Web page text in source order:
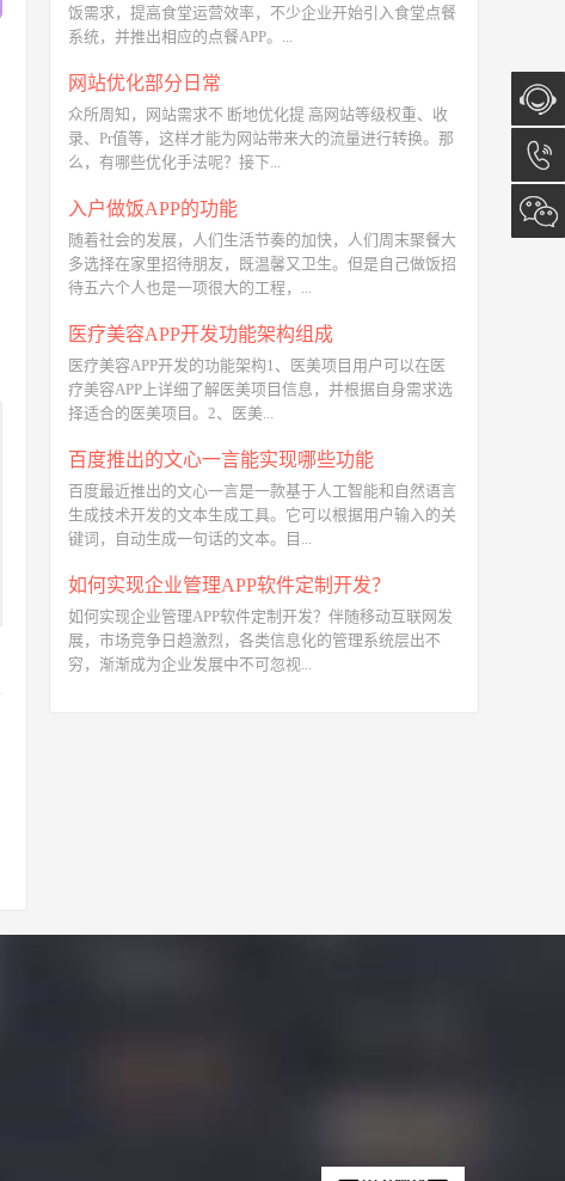
饭需求，提高食堂运营效率，不少企业开始引入食堂点餐
系统，并推出相应的点餐APP。...
网站优化部分日常
众所周知，网站需求不 断地优化提 高网站等级权重、收
录、Pr值等，这样才能为网站带来大的流量进行转换。那
么，有哪些优化手法呢？接下...
入户做饭APP的功能
随着社会的发展，人们生活节奏的加快，人们周末聚餐大
多选择在家里招待朋友，既温馨又卫生。但是自己做饭招
待五六个人也是一项很大的工程，...
医疗美容APP开发功能架构组成
医疗美容APP开发的功能架构1、医美项目用户可以在医
疗美容APP上详细了解医美项目信息，并根据自身需求选
择适合的医美项目。2、医美...
百度推出的文心一言能实现哪些功能
百度最近推出的文心一言是一款基于人工智能和自然语言
生成技术开发的文本生成工具。它可以根据用户输入的关
键词，自动生成一句话的文本。目...
如何实现企业管理APP软件定制开发？
如何实现企业管理APP软件定制开发？伴随移动互联网发
展，市场竞争日趋激烈，各类信息化的管理系统层出不
穷，渐渐成为企业发展中不可忽视...
在线咨
询